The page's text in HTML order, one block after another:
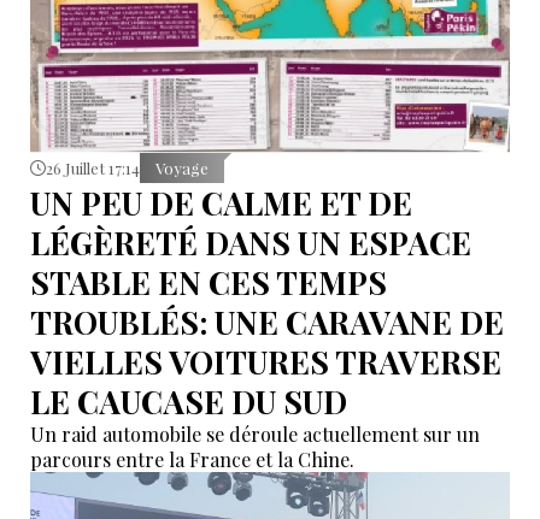
26 Juillet 17:14 Voyage
UN PEU DE CALME ET DE
LÉGÈRETÉ DANS UN ESPACE
STABLE EN CES TEMPS
TROUBLÉS: UNE CARAVANE DE
VIELLES VOITURES TRAVERSE
LE CAUCASE DU SUD
Un raid automobile se déroule actuellement sur un
parcours entre la France et la Chine.